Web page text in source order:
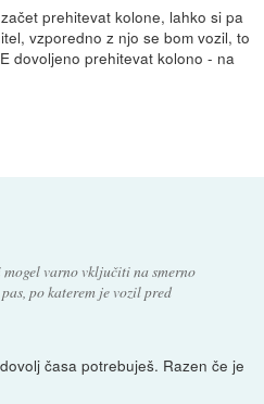
prehitevat kolone, lahko si pa
vzporedno z njo se bom vozil, to
dovoljeno prehitevat kolono - na
varno vključiti na smerno
po katerem je vozil pred
časa potrebuješ. Razen če je